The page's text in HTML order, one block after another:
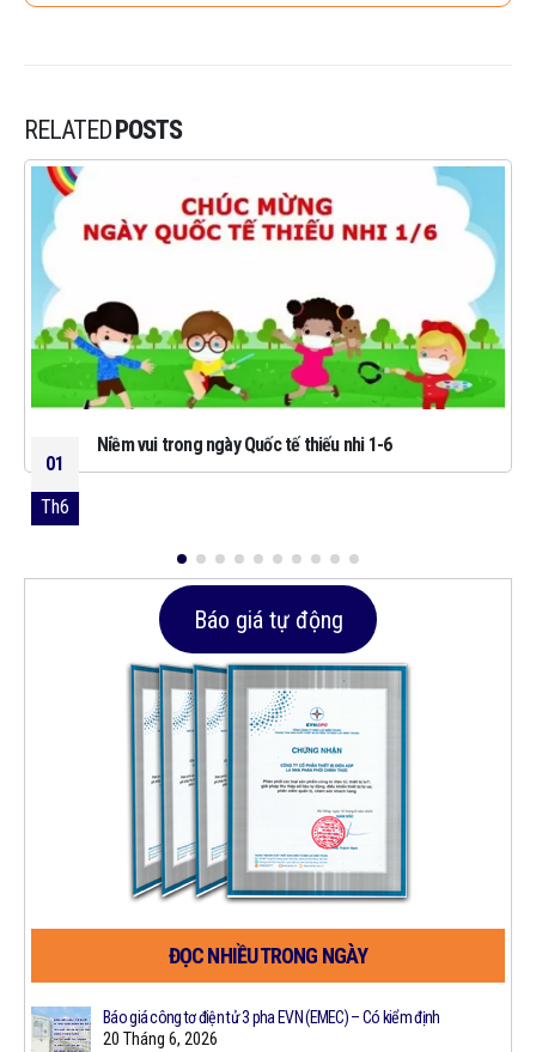
RELATEDPOSTS
01
Th6
Niềm vui trong ngày Quốc tế thiếu nhi 1-6
Báo giá tự động
ĐỌC NHIỀU TRONG NGÀY
Báo giá công tơ điện tử 3 pha EVN (EMEC) – Có kiểm định
20 Tháng 6, 2026